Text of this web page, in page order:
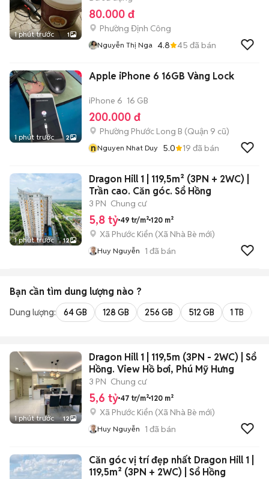
1 phút trước 1
80.000 đ
Phường Định Công
Nguyễn Thị Nga 4.8 45 đã bán
1 phút trước 2
Apple iPhone 6 16GB Vàng Lock
iPhone 6 16 GB
200.000 đ
Phường Phước Long B (Quận 9 cũ)
nNguyen Nhat Duy 5.0 19 đã bán
1 phút trước 12
Dragon Hill 1 | 119,5m² (3PN + 2WC) |
Trần cao. Căn góc. Sổ Hồng
3 PN Chung cư
5,8 tỷ 49 tr/m² 120 m²
Xã Phước Kiển (Xã Nhà Bè mới)
Huy Nguyễn 1 đã bán
Bạn cần tìm dung lượng nào ?
Dung lượng: 64 GB 128 GB 256 GB 512 GB 1 TB
1 phút trước 12
Dragon Hill 1 | 119,5m (3PN - 2WC) | Sổ
Hồng. View Hồ bơi, Phú Mỹ Hưng
3 PN Chung cư
5,6 tỷ 47 tr/m² 120 m²
Xã Phước Kiển (Xã Nhà Bè mới)
Huy Nguyễn 1 đã bán
Căn góc vị trí đẹp nhất Dragon Hill 1 |
119,5m² (3PN + 2WC) | Sổ Hồng